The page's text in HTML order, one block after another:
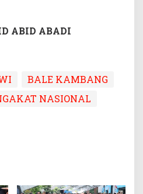
ABID ABADI
BALE KAMBANG
NASIONAL